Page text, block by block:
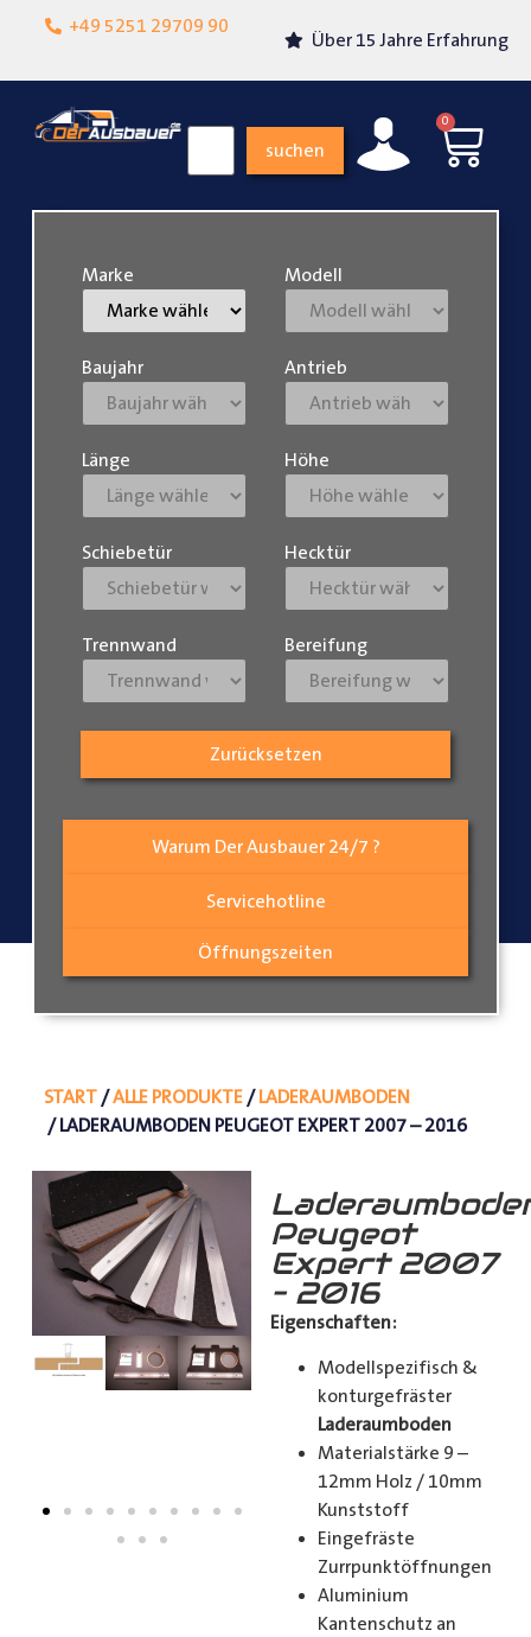
+49 5251 29709 90
Lokalgeschäft in
Über 15 Jahre Erfahrung
suchen
0
Warum Der Ausbauer 24/7 ?
Servicehotline
Öffnungszeiten
Marke Modell
Baujahr Antrieb
Länge Höhe
Schiebetür Hecktür
Trennwand Bereifung
Zurücksetzen
START/ALLE PRODUKTE/LADERAUMBODEN
/ LADERAUMBODEN PEUGEOT EXPERT 2007 – 2016
Peugeot
Expert 2007
– 2016
Eigenschaften:
Modellspezifisch &
konturgefräster
Laderaumboden
Materialstärke 9 –
12mm Holz / 10mm
Kunststoff
Eingefräste
Zurrpunktöffnungen
Aluminium
Kantenschutz an